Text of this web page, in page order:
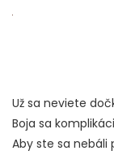
Už sa neviete
Boja sa
Aby ste sa nebáli